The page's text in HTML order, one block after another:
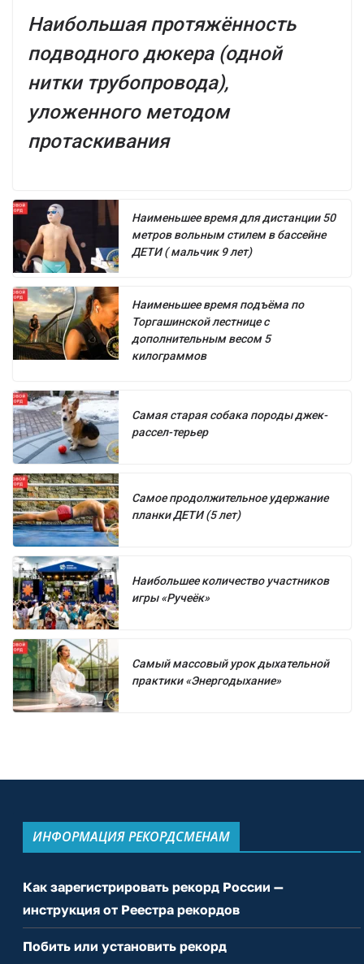
Наибольшая протяжённость
подводного дюкера (одной
нитки трубопровода),
уложенного методом
протаскивания
Наименьшее время для дистанции 50
метров вольным стилем в бассейне
ДЕТИ ( мальчик 9 лет)
Наименьшее время подъёма по
Торгашинской лестнице с
дополнительным весом 5
килограммов
Самая старая собака породы джек-
рассел-терьер
Самое продолжительное удержание
планки ДЕТИ (5 лет)
Наибольшее количество участников
игры «Ручеёк»
Самый массовый урок дыхательной
практики «Энергодыхание»
ИНФОРМАЦИЯ РЕКОРДСМЕНАМ
Как зарегистрировать рекорд России —
инструкция от Реестра рекордов
Побить или установить рекорд